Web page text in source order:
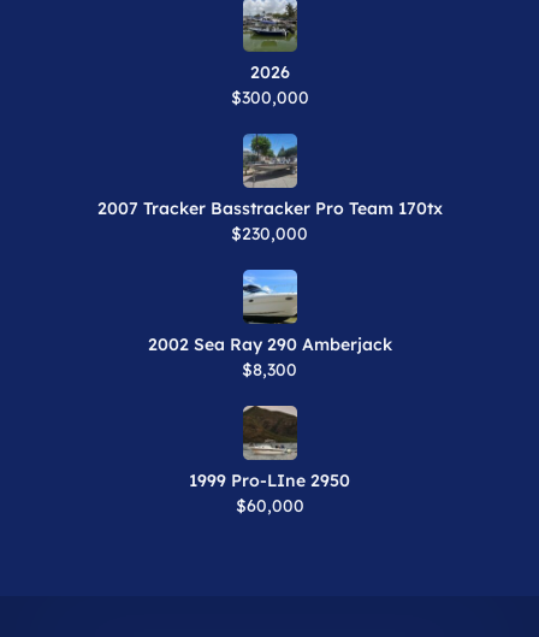
2026
$300,000
2007 Tracker Basstracker Pro Team 170tx
$230,000
2002 Sea Ray 290 Amberjack
$8,300
1999 Pro-LIne 2950
$60,000